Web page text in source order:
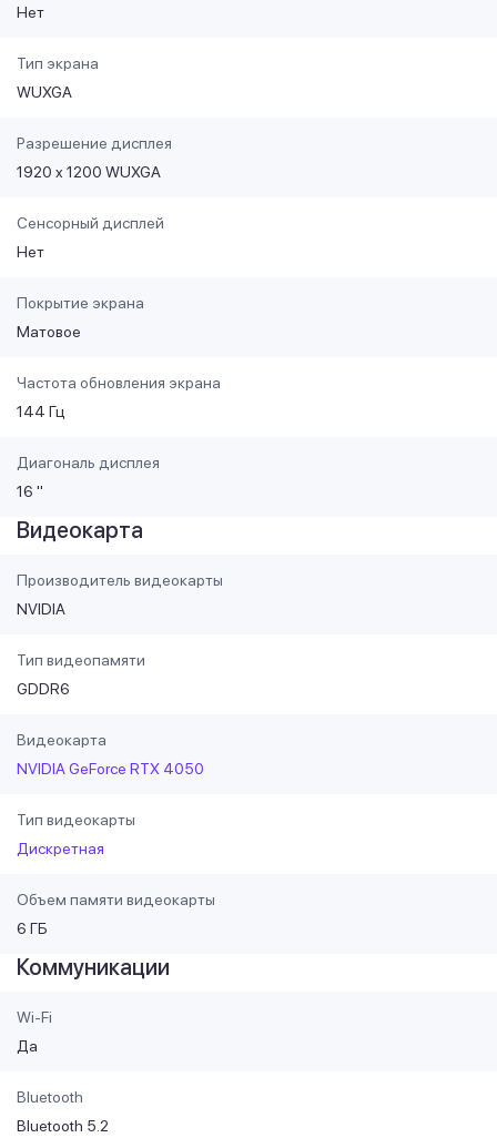
Нет
Тип экрана
WUXGA
Разрешение дисплея
1920 x 1200 WUXGA
Сенсорный дисплей
Нет
Покрытие экрана
Матовое
Частота обновления экрана
144 Гц
Диагональ дисплея
16 "
Видеокарта
Производитель видеокарты
NVIDIA
Тип видеопамяти
GDDR6
Видеокарта
NVIDIA GeForce RTX 4050
Тип видеокарты
Дискретная
Объем памяти видеокарты
6 ГБ
Коммуникации
Wi-Fi
Да
Bluetooth
Bluetooth 5.2